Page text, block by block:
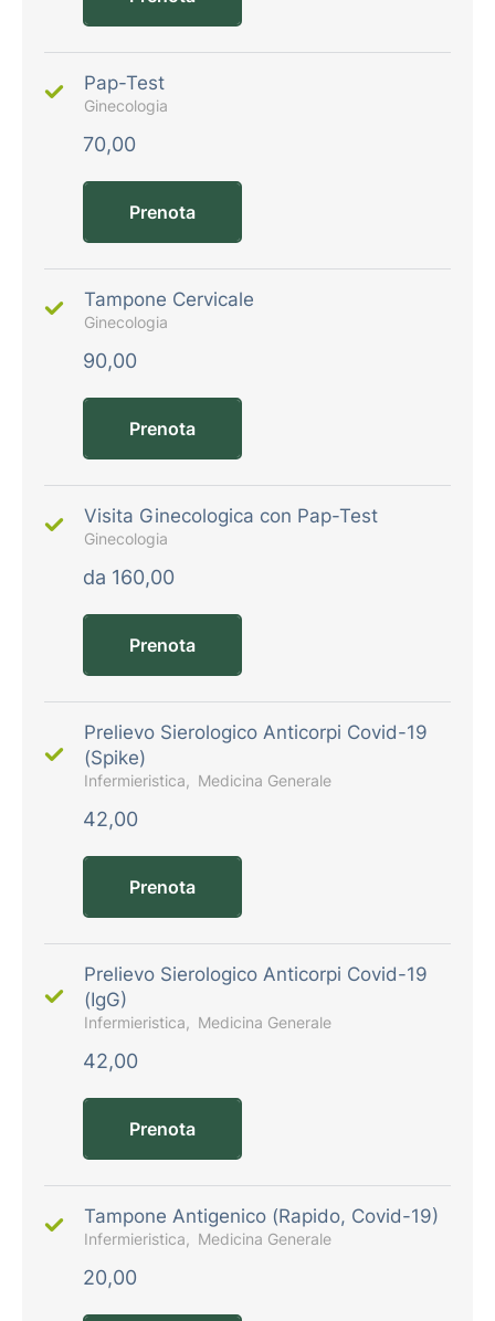
Pap-Test
Ginecologia
70,00
Prenota
Tampone Cervicale
Ginecologia
90,00
Prenota
Visita Ginecologica con Pap-Test
Ginecologia
da 160,00
Prenota
Prelievo Sierologico Anticorpi Covid-19
(Spike)
Infermieristica Medicina Generale
42,00
Prenota
Prelievo Sierologico Anticorpi Covid-19
(IgG)
Infermieristica Medicina Generale
42,00
Prenota
Tampone Antigenico (Rapido, Covid-19)
Infermieristica Medicina Generale
20,00